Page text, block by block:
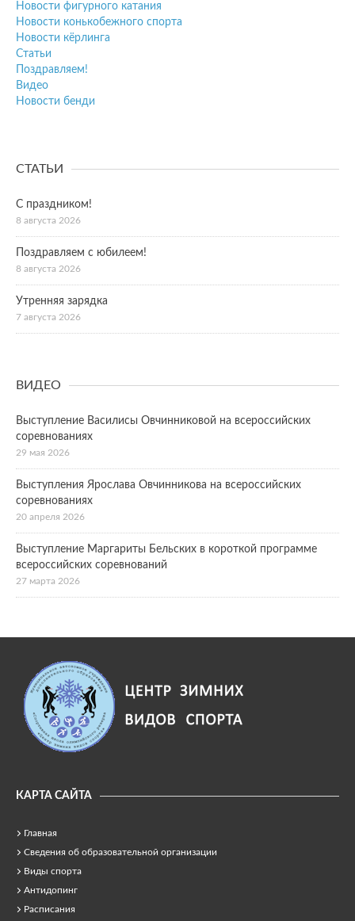
Новости фигурного катания
Новости конькобежного спорта
Новости кёрлинга
Статьи
Поздравляем!
Видео
Новости бенди
СТАТЬИ
С праздником!
8 августа 2026
Поздравляем с юбилеем!
8 августа 2026
Утренняя зарядка
7 августа 2026
ВИДЕО
Выступление Василисы Овчинниковой на всероссийских
соревнованиях
29 мая 2026
Выступления Ярослава Овчинникова на всероссийских
соревнованиях
20 апреля 2026
Выступление Маргариты Бельских в короткой программе
всероссийских соревнований
27 марта 2026
КАРТА САЙТА
Главная
Сведения об образовательной организации
Виды спорта
Антидопинг
Расписания